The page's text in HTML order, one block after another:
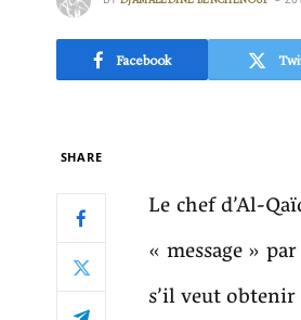
Facebook
SHARE
Le chef d’Al-
« message »
s’il veut